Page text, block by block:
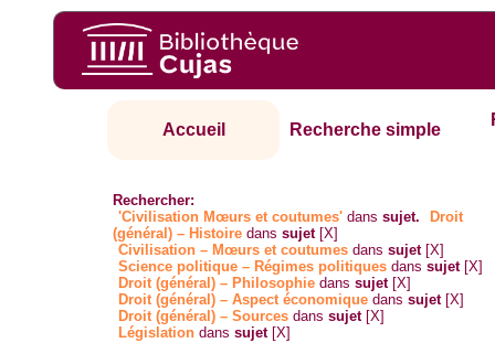
Accueil Recherche simple
Rechercher:
'Civilisation Mœurs et coutumes' danssujet.
Droit
(général) – Histoire danssujet [X]
Civilisation – Mœurs et coutumes danssujet [X]
Science politique – Régimes politiques danssujet [X]
Droit (général) – Philosophie danssujet [X]
Droit (général) – Aspect économique danssujet [X]
Droit (général) – Sources danssujet [X]
Législation danssujet [X]